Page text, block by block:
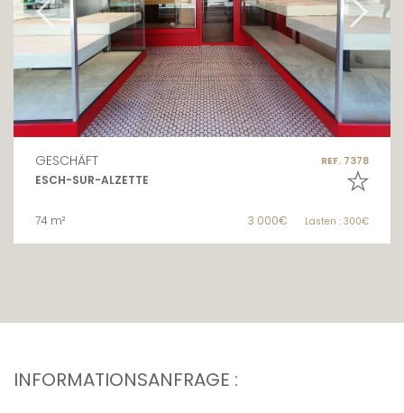
GESCHÄFT REF. 7378
ESCH-SUR-ALZETTE
74 m² 3 000€ Lasten : 300€
INFORMATIONSANFRAGE :